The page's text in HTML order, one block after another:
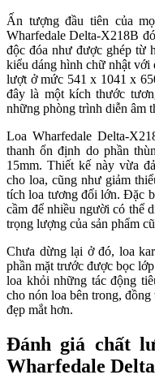
Ấn tượng đầu tiên của
Wharfedale Delta-X218B
độc đóa như được ghép từ
kiểu dáng hình chữ nhật với
lượt ở mức 541 x 1041 x
đây là một kích thước
những phòng trình diễn âm
Loa Wharfedale Delta-
thanh ổn định do phần
15mm. Thiết kế này vừa
cho loa, cũng như giảm
tích loa tương đối lớn. Đặc
cầm để nhiều người có thể
trọng lượng của sản phẩm
Chưa dừng lại ở đó, loa
phần mặt trước được bọc
loa khỏi những tác động
cho nón loa bên trong,
đẹp mắt hơn.
Đánh giá chất
Wharfedale